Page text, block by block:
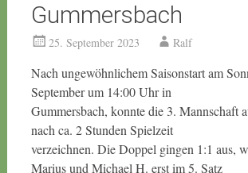
Gummersbach
25. September 2023 Ralf
Nach ungewöhnlichem Saisonstart am
September um 14:00 Uhr in
Gummersbach, konnte die 3. Mannschaft
nach ca. 2 Stunden Spielzeit
verzeichnen. Die Doppel gingen 1:1 aus,
Marius und Michael H. erst im 5. Satz